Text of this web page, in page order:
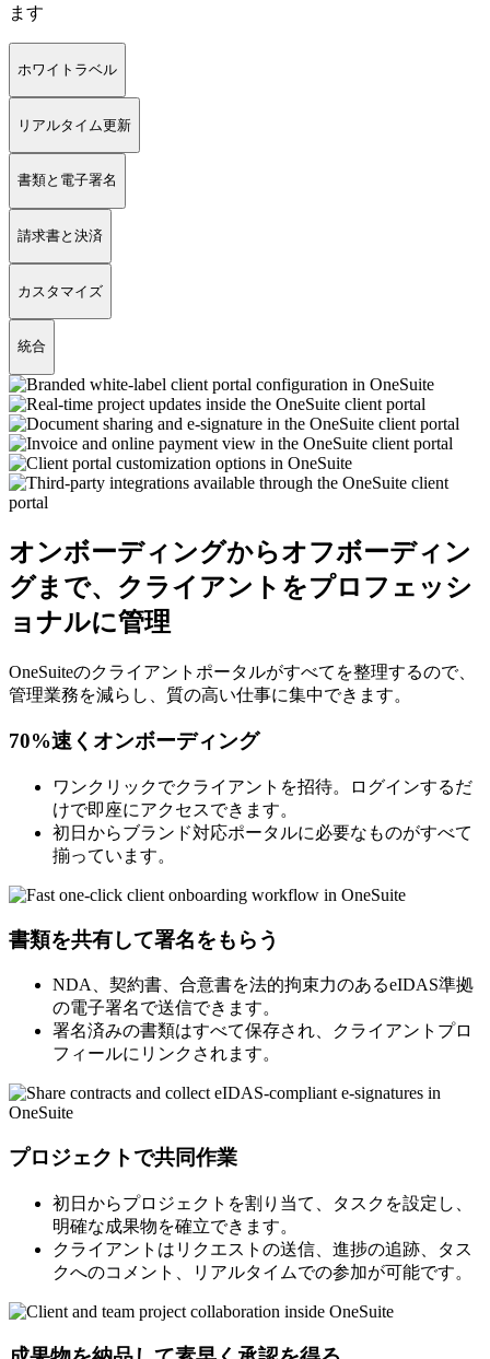
ます
ホワイトラベル
リアルタイム更新
書類と電子署名
請求書と決済
カスタマイズ
統合
オンボーディングからオフボーディン
グまで、クライアントをプロフェッシ
ョナルに管理
OneSuiteのクライアントポータルがすべてを整理するので、
管理業務を減らし、質の高い仕事に集中できます。
70%速くオンボーディング
ワンクリックでクライアントを招待。ログインするだ
けで即座にアクセスできます。
初日からブランド対応ポータルに必要なものがすべて
揃っています。
書類を共有して署名をもらう
NDA、契約書、合意書を法的拘束力のあるeIDAS準拠
の電子署名で送信できます。
署名済みの書類はすべて保存され、クライアントプロ
フィールにリンクされます。
プロジェクトで共同作業
初日からプロジェクトを割り当て、タスクを設定し、
明確な成果物を確立できます。
クライアントはリクエストの送信、進捗の追跡、タス
クへのコメント、リアルタイムでの参加が可能です。